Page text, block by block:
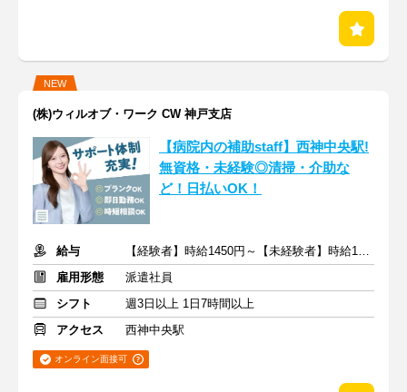
NEW
(株)ウィルオブ・ワーク CW 神戸支店
【病院内の補助staff】西神中央駅!
無資格・未経験◎清掃・介助な
ど！日払いOK！
給与
【経験者】時給1450円～【未経験者】時給1350円～ ＋交通費
雇用形態
派遣社員
シフト
週3日以上 1日7時間以上
アクセス
西神中央駅
オンライン面接可